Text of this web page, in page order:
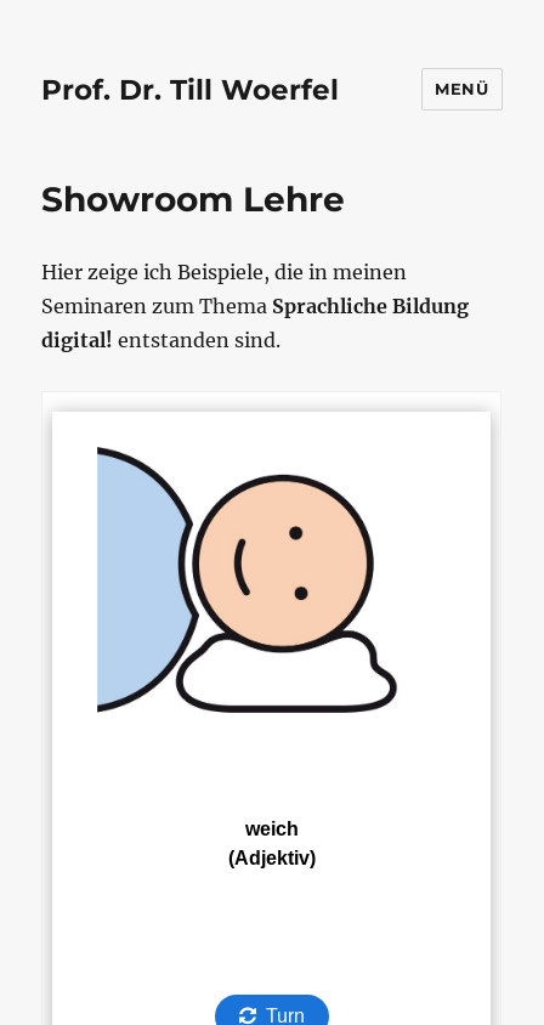
Prof. Dr. Till Woerfel MENÜ
Showroom Lehre
Hier zeige ich Beispiele, die in meinen
Seminaren zum Thema Sprachliche Bildung
digital! entstanden sind.